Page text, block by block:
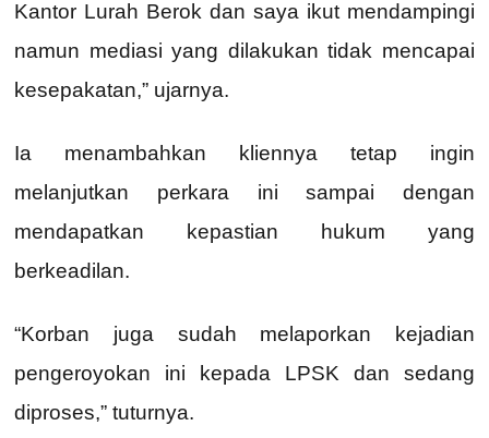
Kantor Lurah Berok dan saya ikut mendampingi
namun mediasi yang dilakukan tidak mencapai
kesepakatan,” ujarnya.
Ia menambahkan kliennya tetap ingin
melanjutkan perkara ini sampai dengan
mendapatkan kepastian hukum yang
berkeadilan.
“Korban juga sudah melaporkan kejadian
pengeroyokan ini kepada LPSK dan sedang
diproses,” tuturnya.